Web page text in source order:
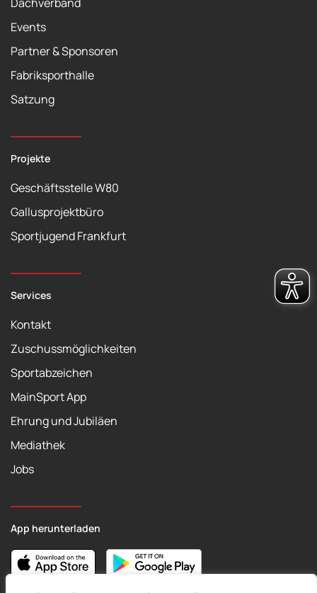
Events
Partner & Sponsoren
Fabriksporthalle
Satzung
Projekte
Geschäftsstelle W80
Gallusprojektbüro
Sportjugend Frankfurt
Services
Kontakt
Zuschussmöglichkeiten
Sportabzeichen
MainSport App
Ehrung und Jubiläen
Mediathek
Jobs
App herunterladen